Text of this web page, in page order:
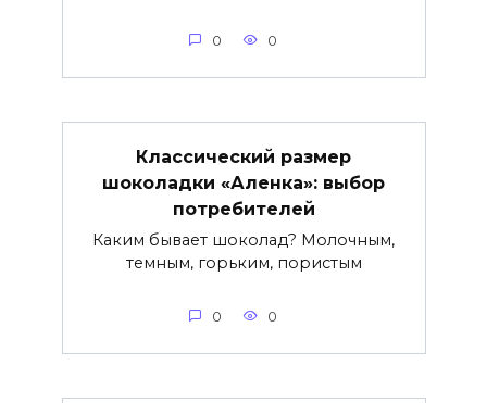
0 0
Классический размер
шоколадки «Аленка»: выбор
потребителей
Каким бывает шоколад? Молочным,
темным, горьким, пористым
0 0